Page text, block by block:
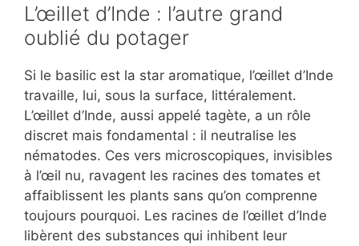
L’œillet d’Inde : l’autre grand
oublié du potager
Si le basilic est la star aromatique, l’œillet d’Inde
travaille, lui, sous la surface, littéralement.
L’œillet d’Inde, aussi appelé tagète, a un rôle
discret mais fondamental : il neutralise les
nématodes. Ces vers microscopiques, invisibles
à l’œil nu, ravagent les racines des tomates et
affaiblissent les plants sans qu’on comprenne
toujours pourquoi. Les racines de l’œillet d’Inde
libèrent des substances qui inhibent leur